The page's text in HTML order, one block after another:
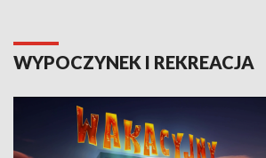
WYPOCZYNEK I REKREACJA